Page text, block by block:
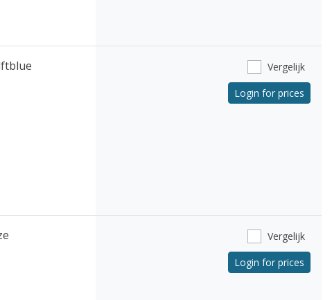
Vergelijk
Login for prices
Vergelijk
Login for prices